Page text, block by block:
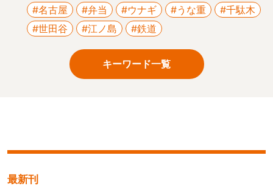
#名古屋
#弁当 #ウナギ #うな重
#千駄木
#世田谷
#江ノ島 #鉄道
キーワード一覧
最新刊